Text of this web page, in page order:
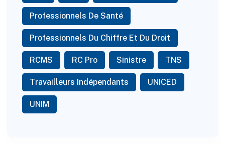
Professionnels De Santé
Professionnels Du Chiffre Et Du Droit
RCMS RC Pro Sinistre TNS
Travailleurs Indépendants UNICED
UNIM